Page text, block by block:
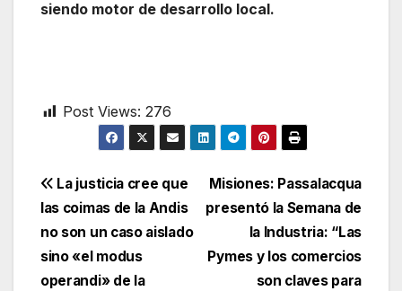
siendo motor de desarrollo local.
Post Views: 276
Navegación
de
entradas
Misiones: Passalacqua
presentó la Semana de
la Industria: “Las
Pymes y los comercios
son claves para
La justicia cree que
las coimas de la Andis
no son un caso aislado
sino «el modus
operandi» de la